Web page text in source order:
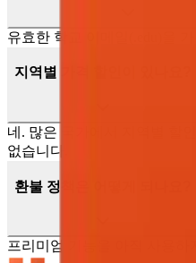
유효한 학교 이메일(.edu)을
지역별 가격 할인이 있나요?
네. 많은 국가에서 지역별 할
없습니다.
환불 정책은 어떻게 되나요?
프리미엄 기능을 아직 사용